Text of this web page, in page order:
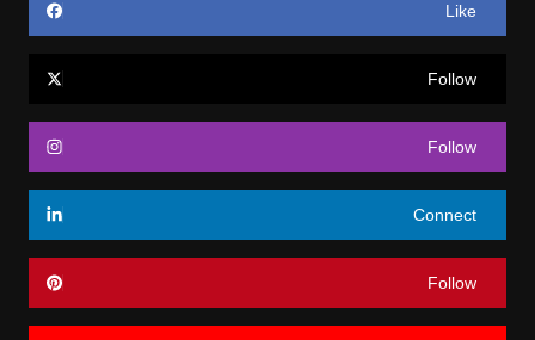
Like
Follow
Follow
Connect
Follow